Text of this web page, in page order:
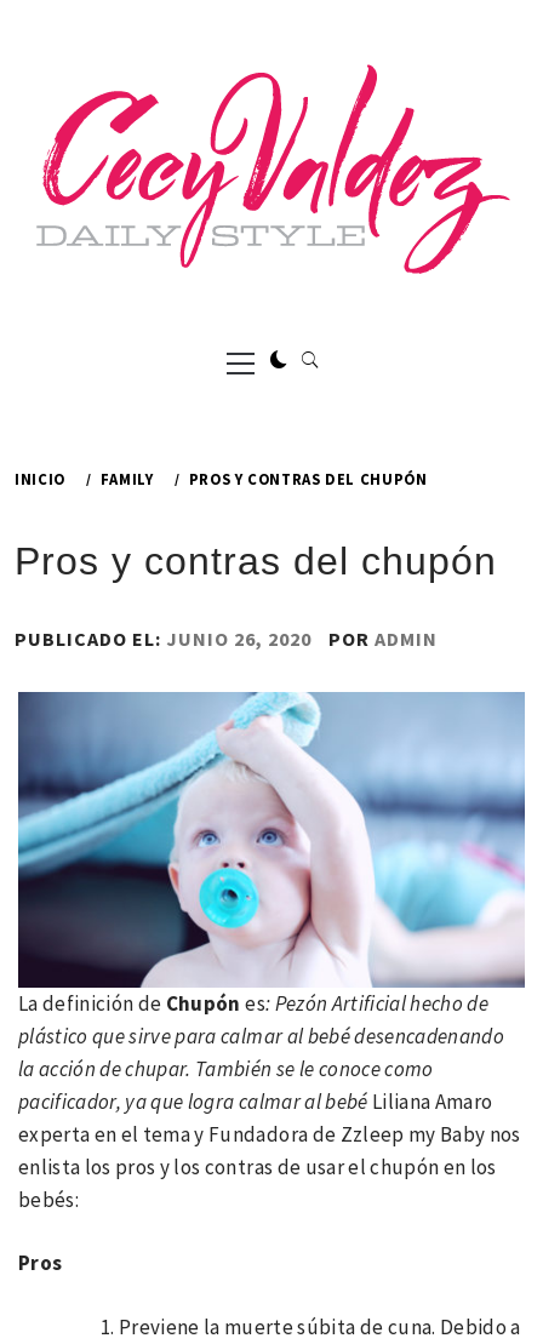
Menú
principal
INICIO FAMILY PROS Y CONTRAS DEL CHUPÓN
Pros y contras del chupón
PUBLICADO EL: JUNIO 26, 2020 POR ADMIN
La definición de Chupónes: Pezón Artificial hecho de
plástico que sirve para calmar al bebé desencadenando
la acción de chupar. También se le conoce como
pacificador, ya que logra calmar al bebé Liliana Amaro
experta en el tema y Fundadora de Zzleep my Baby nos
enlista los pros y los contras de usar el chupón en los
bebés:
Pros
Previene la muerte súbita de cuna. Debido a